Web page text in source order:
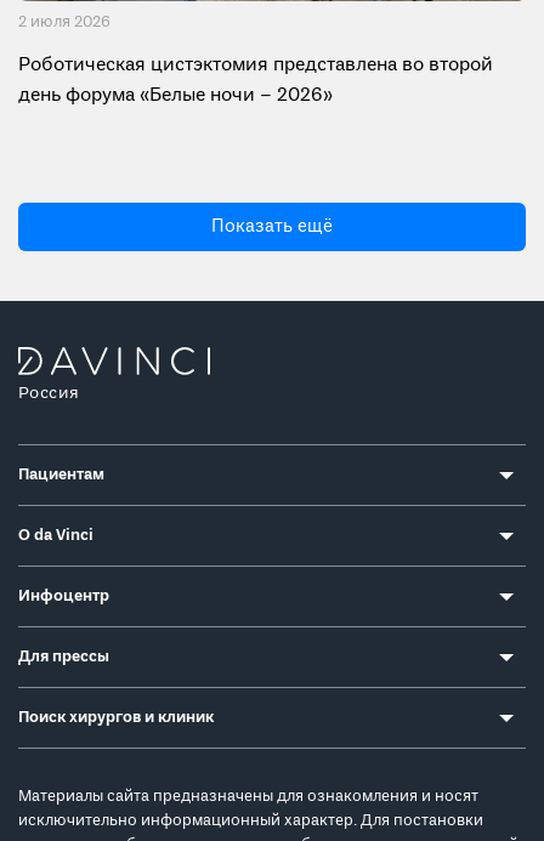
2 июля 2026
Роботическая цистэктомия представлена во второй
день форума «Белые ночи – 2026»
Показать ещё
Россия
Пациентам
О da Vinci
Инфоцентр
Для прессы
Поиск хирургов и клиник
Материалы сайта предназначены для ознакомления и носят
исключительно информационный характер. Для постановки